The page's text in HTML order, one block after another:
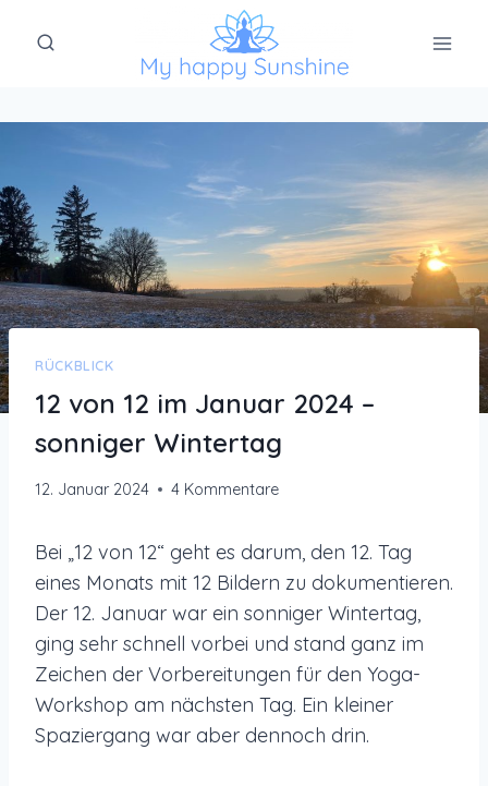
Inhalt
RÜCKBLICK
12 von 12 im Januar 2024 –
sonniger Wintertag
12. Januar 2024 4 Kommentare
Bei „12 von 12“ geht es darum, den 12. Tag
eines Monats mit 12 Bildern zu dokumentieren.
Der 12. Januar war ein sonniger Wintertag,
ging sehr schnell vorbei und stand ganz im
Zeichen der Vorbereitungen für den Yoga-
Workshop am nächsten Tag. Ein kleiner
Spaziergang war aber dennoch drin.